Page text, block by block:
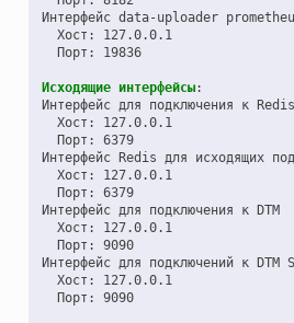
Интерфейс data-uploader
Хост :
127.0.0.1
Порт : 19836
Исходящие интерфейсы:
Интерфейс для подключения к Redis
Хост :
127.0.0.1
Порт :
6379
Интерфейс Redis для исходящих
Хост :
127.0.0.1
Порт :
6379
Интерфейс для подключения к DTM
Хост :
127.0.0.1
Порт :
9090
Интерфейс для подключений к DTM
Хост :
127.0.0.1
Порт : 9090